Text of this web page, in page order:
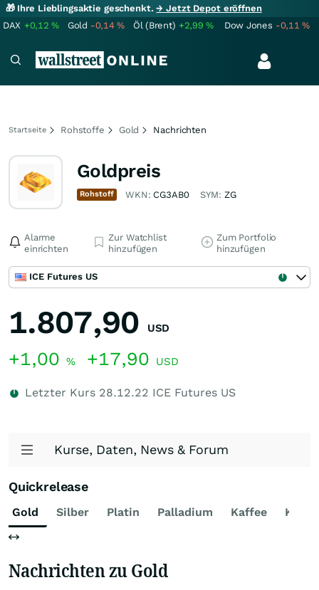
🎁 Ihre Lieblingsaktie geschenkt.→ Jetzt Depot eröffnen
DAX +0,12% Gold -0,14% Öl (Brent) +2,99% Dow Jones -0,11%
Startseite Rohstoffe Gold Nachrichten
Goldpreis
Rohstoff WKN: CG3AB0 SYM: ZG
Alarme
einrichten
Zur Watchlist
hinzufügen
Zum Portfolio
hinzufügen
ICE Futures US
1.807,90 USD
+1,00 % +17,90 USD
Letzter Kurs 28.12.22 ICE Futures US
Kurse, Daten, News & Forum
Quickrelease
Gold Silber Platin Palladium Kaffee Kakao
Nachrichten zu Gold